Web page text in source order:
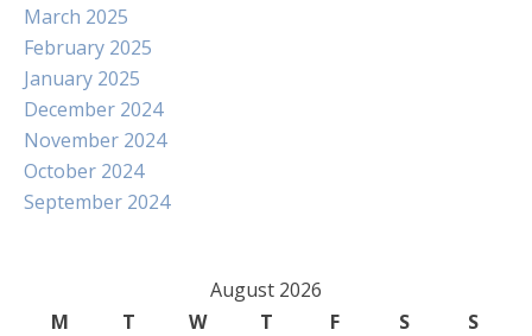
March 2025
February 2025
January 2025
December 2024
November 2024
October 2024
September 2024
August 2026
M
T W T F S
S